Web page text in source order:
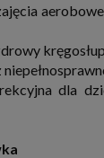
dla